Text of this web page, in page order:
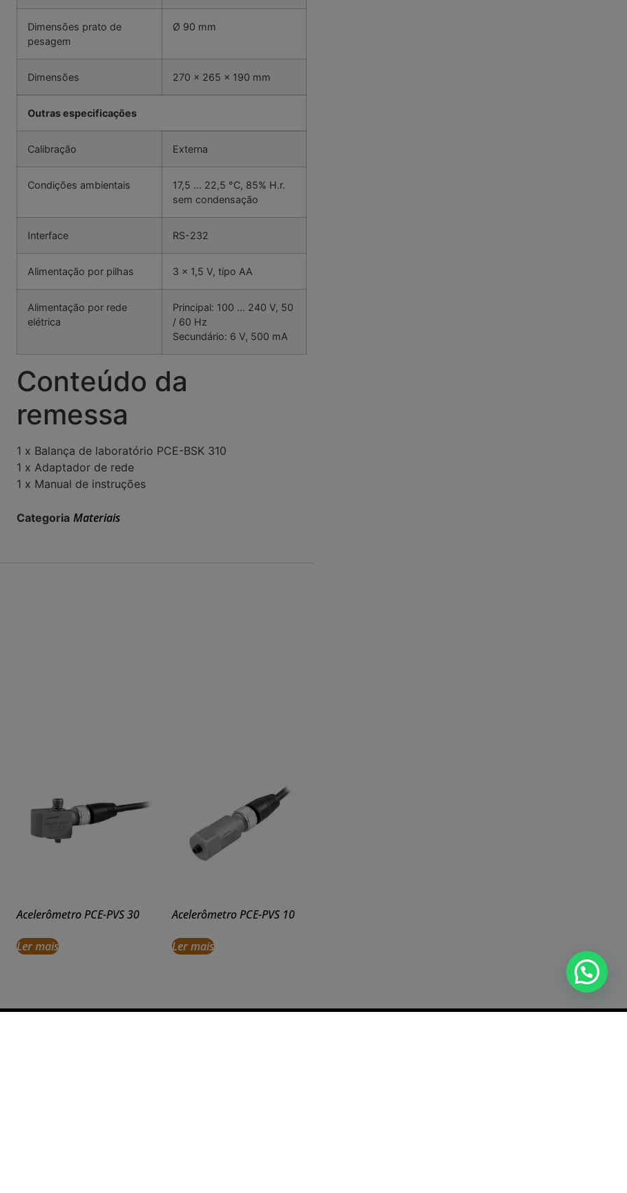
Dimensões prato de
pesagem
Ø 90 mm
Dimensões 270 x 265 x 190 mm
Outras especificações
Calibração Externa
Condições ambientais
17,5 … 22,5 °C, 85% H.r.
sem condensação
Interface RS-232
Alimentação por pilhas 3 x 1,5 V, tipo AA
Alimentação por rede
elétrica
Principal: 100 … 240 V, 50
/ 60 Hz
Secundário: 6 V, 500 mA
Conteúdo da
remessa
1 x Balança de laboratório PCE-BSK 310
1 x Adaptador de rede
1 x Manual de instruções
Categoria Materiais
Acelerômetro PCE-PVS 30
Ler mais
Acelerômetro PCE-PVS 10
Ler mais